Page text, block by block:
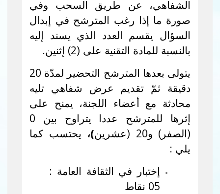
الشفاهي، عن طريق السحب وفي
صورة ما إذا رغب المترشح في إبدال
السؤال يقسم العدد الذي يسند إليه
بالنسبة للمادة التقنية على (2) إثنين.
يتولى بعدها المترشح التحضير لمدّة 20
دقيقة ثمّ تقديم عرض شفاهي تليه
محادثة مع أعضاء اللجنة، يمنح على
إثرها للمترشح عددا يتراوح بين 0
(الصفر) و20 (عشرين
)، يحتسب كما
يلي :
إختبار في الثقافة العامة :
05 نقاط